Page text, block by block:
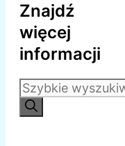
Znajdź
więcej
informacji
Szukaj: